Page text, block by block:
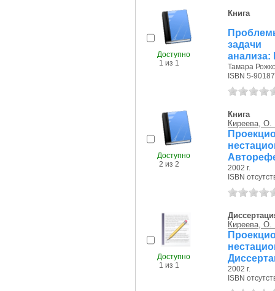
Доступно
1 из 1
Книга
задачи
анализа:
Тамара
ISBN 5-
Доступно
2 из 2
Книга
Киреева, О.
2002 г.
ISBN
Доступно
1 из 1
Киреева, О.
2002 г.
ISBN